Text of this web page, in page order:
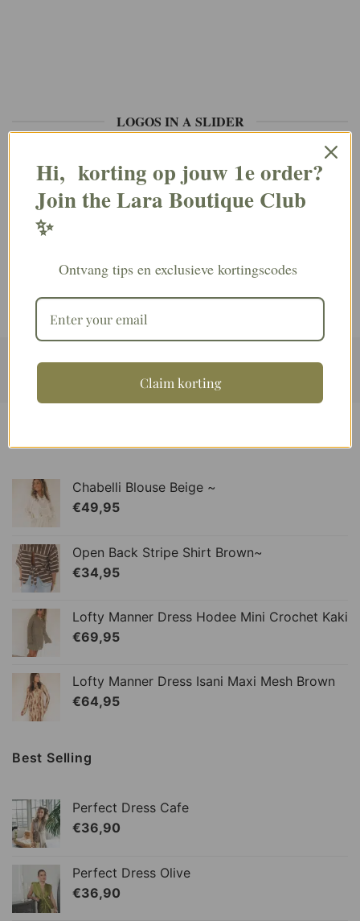
LOGOS IN A SLIDER
LOGOS IN A FULL WIDTH SLIDER
Chabelli Blouse Beige ~
€49,95
Open Back Stripe Shirt Brown~
€34,95
Lofty Manner Dress Hodee Mini Crochet Kaki
€69,95
Lofty Manner Dress Isani Maxi Mesh Brown
€64,95
Best Selling
Perfect Dress Cafe
€36,90
Perfect Dress Olive
€36,90
Hi, korting op jouw 1e order?
Join the Lara Boutique Club
✨
Ontvang tips en exclusieve kortingscodes
Claim korting